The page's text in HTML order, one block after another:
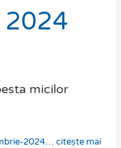
2024
micilor
2024… citește mai